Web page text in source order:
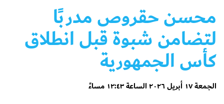
محسن حقروص مدربًا
لتضامن شبوة قبل انطلاق
كأس الجمهورية
الجمعة ١٧ أبريل ٢٠٢٦ الساعة ١٢:٤٣ مساءً